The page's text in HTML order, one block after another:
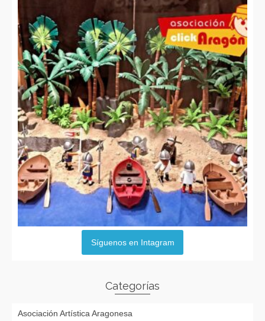
Síguenos en Intagram
Categorías
Asociación Artística Aragonesa